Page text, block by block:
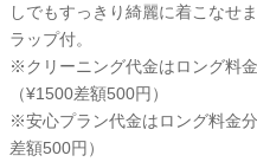
しでもすっきり綺麗に着こなせ
ラップ付。
※クリーニング代金はロング料
（¥1500差額500円）
※安心プラン代金はロング料金
差額500円）